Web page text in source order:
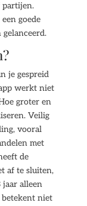
goede
je gespreid
werkt niet
groter en
Veilig
vooral
met
de
af te sluiten,
jaar alleen
betekent niet